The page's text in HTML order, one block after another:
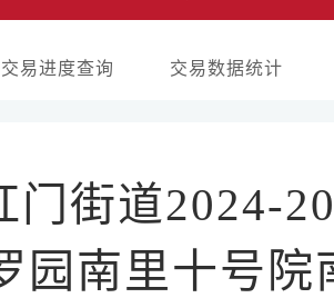
交易进度查询 交易数据统计
门街道2024-
园南里十号